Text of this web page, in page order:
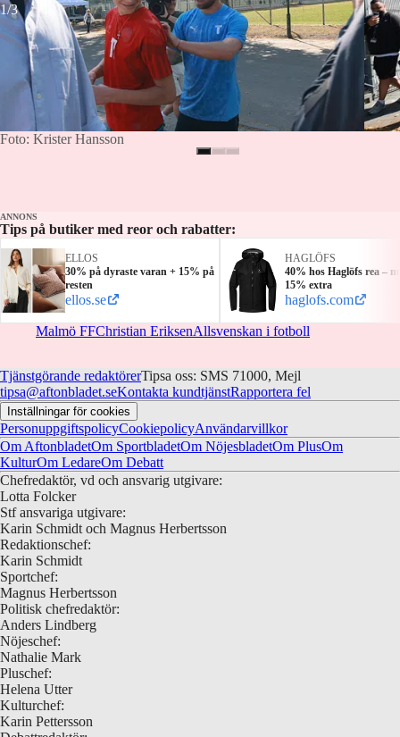
1/3
Foto: Krister Hansson
ANNONS
Tips på butiker med reor och rabatter:
ELLOS
30% på dyraste varan + 15% på
resten
ellos.se
HAGLÖFS
40% hos Haglöfs rea –
15% extra
haglofs.com
Malmö FFChristian EriksenAllsvenskan i fotboll
Tjänstgörande redaktörerTipsa oss: SMS 71000, Mejl
tipsa@aftonbladet.seKontakta kundtjänstRapportera fel
Inställningar för cookies
PersonuppgiftspolicyCookiepolicyAnvändarvillkor
Om AftonbladetOm SportbladetOm NöjesbladetOm PlusOm
KulturOm LedareOm Debatt
Chefredaktör, vd och ansvarig utgivare:
Lotta Folcker
Stf ansvariga utgivare:
Karin Schmidt och Magnus Herbertsson
Redaktionschef:
Karin Schmidt
Sportchef:
Magnus Herbertsson
Politisk chefredaktör:
Anders Lindberg
Nöjeschef:
Nathalie Mark
Pluschef:
Helena Utter
Kulturchef:
Karin Pettersson